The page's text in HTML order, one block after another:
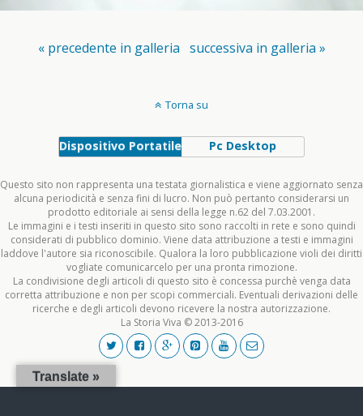
« precedente in galleria successiva in galleria »
Torna su
Dispositivo Portatile Pc Desktop
Questo sito non rappresenta una testata giornalistica e viene aggiornato senza
alcuna periodicità e senza fini di lucro. Non può pertanto considerarsi un
prodotto editoriale ai sensi della legge n.62 del 7.03.2001.
Le immagini e i testi inseriti in questo sito sono raccolti in rete e sono quindi
considerati di pubblico dominio. Viene data attribuzione a testi e immagini
laddove l'autore sia riconoscibile. Qualora la loro pubblicazione violi dei diritti
vogliate comunicarcelo per una pronta rimozione.
La condivisione degli articoli di questo sito è concessa purchè venga data
corretta attribuzione e non per scopi commerciali. Eventuali derivazioni delle
ricerche e degli articoli devono ricevere la nostra autorizzazione.
La Storia Viva © 2013-2016
Translate »